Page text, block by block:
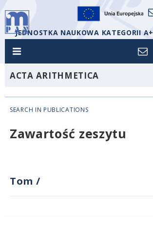
JEDNOSTKA NAUKOWA KATEGORII A+
ACTA ARITHMETICA
SEARCH IN PUBLICATIONS
Zawartość zeszytu
Tom /